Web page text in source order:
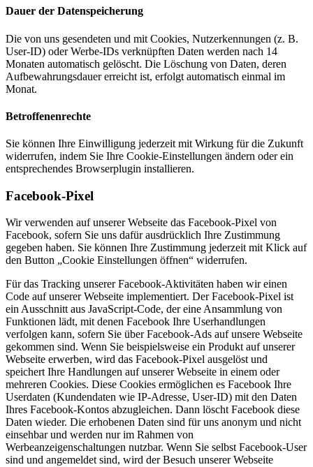
Dauer der Datenspeicherung
Die von uns gesendeten und mit Cookies, Nutzerkennungen (z. B.
User-ID) oder Werbe-IDs verknüpften Daten werden nach 14
Monaten automatisch gelöscht. Die Löschung von Daten, deren
Aufbewahrungsdauer erreicht ist, erfolgt automatisch einmal im
Monat.
Betroffenenrechte
Sie können Ihre Einwilligung jederzeit mit Wirkung für die Zukunft
widerrufen, indem Sie Ihre Cookie-Einstellungen ändern oder ein
entsprechendes Browserplugin installieren.
Facebook-Pixel
Wir verwenden auf unserer Webseite das Facebook-Pixel von
Facebook, sofern Sie uns dafür ausdrücklich Ihre Zustimmung
gegeben haben. Sie können Ihre Zustimmung jederzeit mit Klick auf
den Button „Cookie Einstellungen öffnen“ widerrufen.
Für das Tracking unserer Facebook-Aktivitäten haben wir einen
Code auf unserer Webseite implementiert. Der Facebook-Pixel ist
ein Ausschnitt aus JavaScript-Code, der eine Ansammlung von
Funktionen lädt, mit denen Facebook Ihre Userhandlungen
verfolgen kann, sofern Sie über Facebook-Ads auf unsere Webseite
gekommen sind. Wenn Sie beispielsweise ein Produkt auf unserer
Webseite erwerben, wird das Facebook-Pixel ausgelöst und
speichert Ihre Handlungen auf unserer Webseite in einem oder
mehreren Cookies. Diese Cookies ermöglichen es Facebook Ihre
Userdaten (Kundendaten wie IP-Adresse, User-ID) mit den Daten
Ihres Facebook-Kontos abzugleichen. Dann löscht Facebook diese
Daten wieder. Die erhobenen Daten sind für uns anonym und nicht
einsehbar und werden nur im Rahmen von
Werbeanzeigenschaltungen nutzbar. Wenn Sie selbst Facebook-User
sind und angemeldet sind, wird der Besuch unserer Webseite